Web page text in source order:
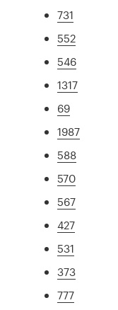
731
552
546
1317
69
1987
588
570
567
427
531
373
777